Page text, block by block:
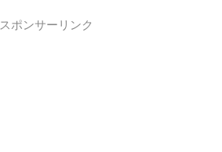
スポンサーリンク